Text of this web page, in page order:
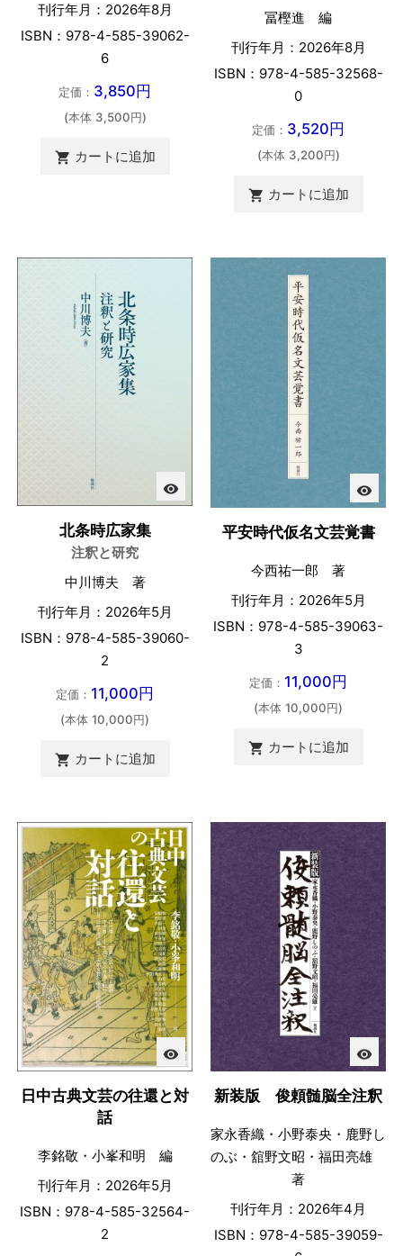
刊行年月：2026年8月
ISBN：978-4-585-39062-
6
定価： 3,850円
(本体 3,500円)
 カートに追加
冨樫進 編
刊行年月：2026年8月
ISBN：978-4-585-32568-
0
定価： 3,520円
(本体 3,200円)
 カートに追加
visibility
北条時広家集
注釈と研究
中川博夫 著
刊行年月：2026年5月
ISBN：978-4-585-39060-
2
定価： 11,000円
(本体 10,000円)
 カートに追加
visibility
平安時代仮名文芸覚書
今西祐一郎 著
刊行年月：2026年5月
ISBN：978-4-585-39063-
3
定価： 11,000円
(本体 10,000円)
 カートに追加
visibility
日中古典文芸の往還と対
話
李銘敬・小峯和明 編
刊行年月：2026年5月
ISBN：978-4-585-32564-
2
visibility
新装版 俊頼髄脳全注釈
家永香織・小野泰央・鹿野し
のぶ・舘野文昭・福田亮雄
著
刊行年月：2026年4月
ISBN：978-4-585-39059-